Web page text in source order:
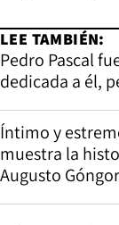
LEE TAMBIÉN:
Pedro Pascal
dedicada a él,
Íntimo y
muestra la
Augusto